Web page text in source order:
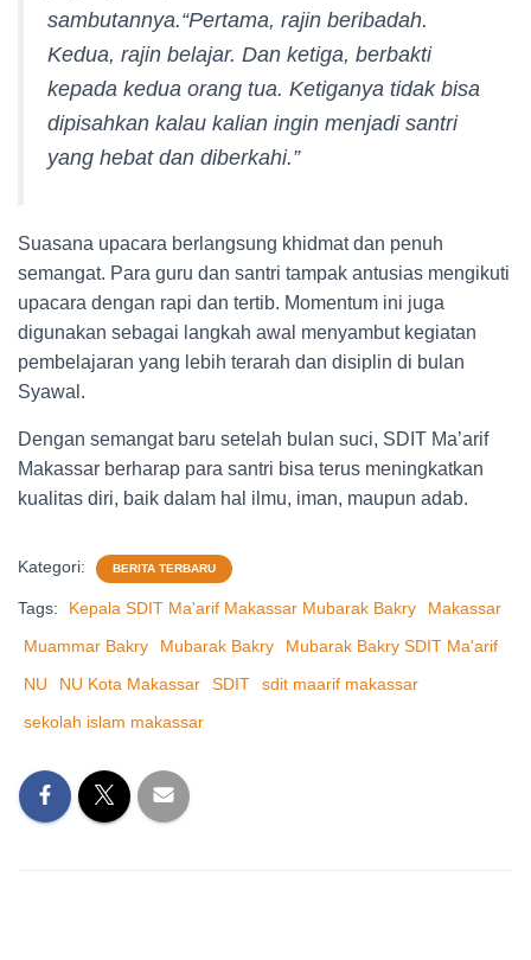
sambutannya.“Pertama, rajin beribadah.
Kedua, rajin belajar. Dan ketiga, berbakti
kepada kedua orang tua. Ketiganya tidak bisa
dipisahkan kalau kalian ingin menjadi santri
yang hebat dan diberkahi.”
Suasana upacara berlangsung khidmat dan penuh
semangat. Para guru dan santri tampak antusias mengikuti
upacara dengan rapi dan tertib. Momentum ini juga
digunakan sebagai langkah awal menyambut kegiatan
pembelajaran yang lebih terarah dan disiplin di bulan
Syawal.
Dengan semangat baru setelah bulan suci, SDIT Ma’arif
Makassar berharap para santri bisa terus meningkatkan
kualitas diri, baik dalam hal ilmu, iman, maupun adab.
Kategori: BERITA TERBARU
Tags: Kepala SDIT Ma'arif Makassar Mubarak Bakry
Makassar
Muammar Bakry
Mubarak Bakry
Mubarak Bakry SDIT Ma'arif
NU
NU Kota Makassar SDIT
sdit maarif makassar
sekolah islam makassar